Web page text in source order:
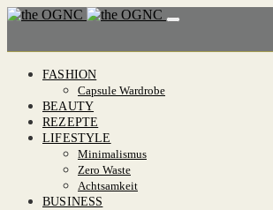
FASHION
Capsule Wardrobe
BEAUTY
REZEPTE
LIFESTYLE
Minimalismus
Zero Waste
Achtsamkeit
BUSINESS